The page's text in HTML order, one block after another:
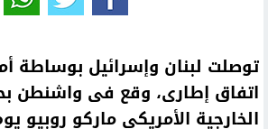
توصلت لبنان وإسرائيل بوساطة
اتفاق إطارى، وقع فى واشنطن